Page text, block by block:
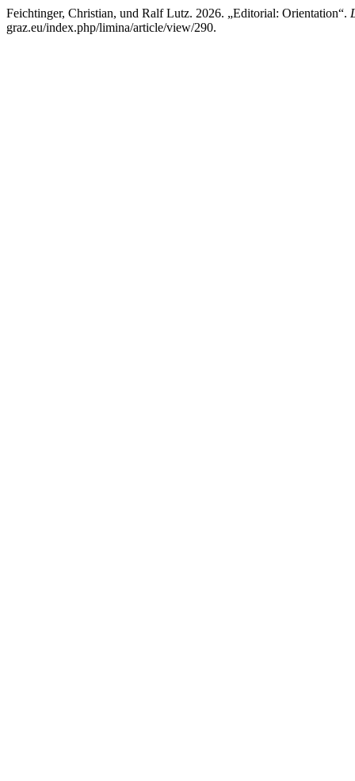
Feichtinger, Christian, und Ralf Lutz. 2026. „Editorial: Orientation“.
graz.eu/index.php/limina/article/view/290.